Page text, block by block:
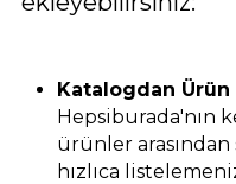
Katalogdan Ürün
Hepsiburada'nın
ürünler
hızlıca